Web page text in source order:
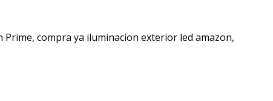
compra ya iluminacion exterior led amazon,